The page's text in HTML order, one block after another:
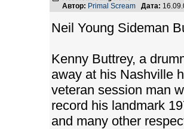
Автор: Primal Scream Дата:
Neil Young Sideman
Kenny Buttrey, a
away at his Nashville
veteran session man
record his landmark
and many other